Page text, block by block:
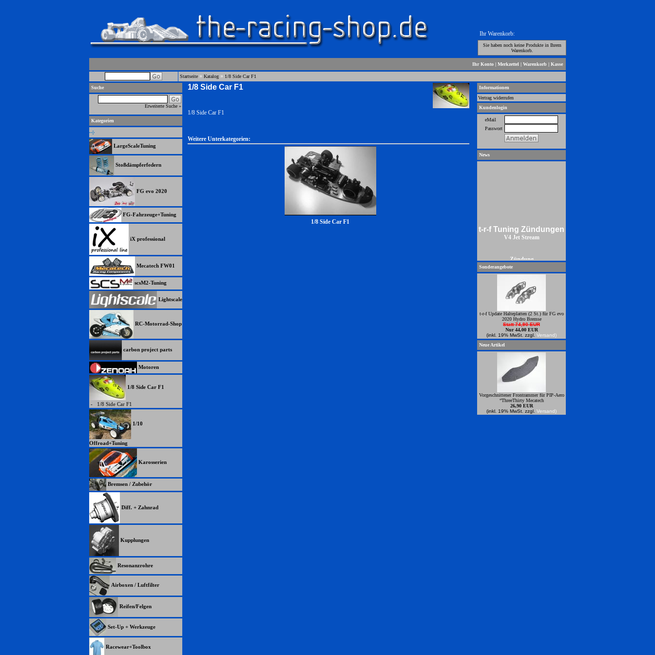
Ihr Warenkorb:
Sie haben noch keine Produkte in Ihrem
Warenkorb.
Ihr Konto | Merkzettel | Warenkorb | Kasse
Startseite » Katalog » 1/8 Side Car F1
Suche
Erweiterte Suche »
Kategorien
LargeScaleTuning
Stoßdämpferfedern
FG evo 2020
FG-Fahrzeuge+Tuning
iX professional
Mecatech FW01
scsM2-Tuning
Lightscale
RC-Motorrad-Shop
carbon project parts
Motoren
1/8 Side Car F1
- 1/8 Side Car F1
1/10
Offroad+Tuning
Karosserien
Bremsen / Zubehör
Diff. + Zahnrad
Kupplungen
Resonanzrohre
Airboxen / Luftfilter
Reifen/Felgen
Set-Up + Werkzeuge
Racewear+Toolbox
1/8 Side Car F1
1/8 Side Car F1
Weitere Unterkategorien:
1/8 Side Car F1
Informationen
Vertrag widerrufen
Kundenlogin
eMail
Passwort
News
t-r-f Tuning Zündungen
V4 Jet Stream
Zündung
Sonderangebote
t-r-f Update Halteplatten (2 St.) für FG evo
2020 Hydro Bremse
Statt 74,90 EUR
Nur 44,00 EUR
(inkl. 19% MwSt. zzgl. Versand)
Neue Artikel
Vorgeschnittener Frontrammer für PIP-Aero
“ThreeThirty Mecatech
26,90 EUR
(inkl. 19% MwSt. zzgl. Versand)